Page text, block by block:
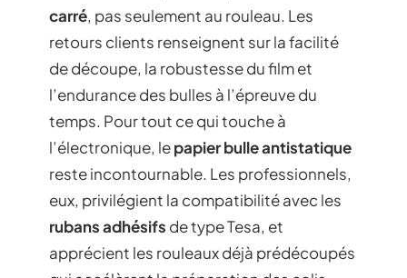
carré, pas seulement au rouleau. Les
retours clients renseignent sur la facilité
de découpe, la robustesse du film et
l’endurance des bulles à l’épreuve du
temps. Pour tout ce qui touche à
l’électronique, lepapier bulle antistatique
reste incontournable. Les professionnels,
eux, privilégient la compatibilité avec les
rubans adhésifs de type Tesa, et
apprécient les rouleaux déjà prédécoupés